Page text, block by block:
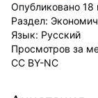
Опубликовано 18
Раздел:
Язык: Русский
Просмотров за
CC BY-NC